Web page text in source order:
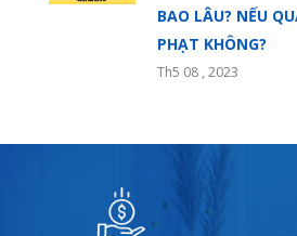
BAO LÂU? NẾU
PHẠT KHÔNG?
Th5 08 , 2023